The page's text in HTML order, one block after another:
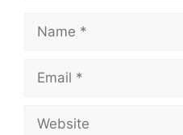
Name
Email
Website